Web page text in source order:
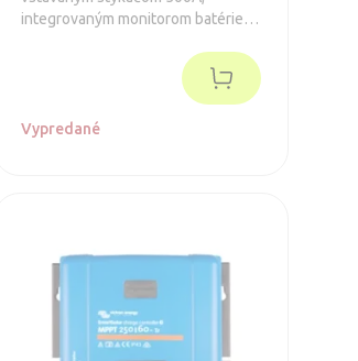
integrovaným monitorom batérie,
Vypredané